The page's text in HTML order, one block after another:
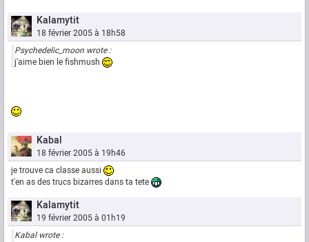
Kalamytit
18 février 2005 à 18h58
Psychedelic_moon wrote :
j'aime bien le fishmush
Kabal
18 février 2005 à 19h46
je trouve ca classe aussi
t'en as des trucs bizarres dans ta tete
Kalamytit
19 février 2005 à 01h19
Kabal wrote :